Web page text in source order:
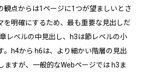
観点からは1ページに1つが望ましいとさ
を明確にするため、最も重要な見出しだ
レベルの中見出し、h3は節レベルの小
。h4から h6は、より細かい階層の見出
ますが、一般的なWebページでは h3ま